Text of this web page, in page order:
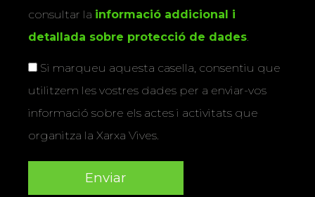
consultar la informació addicional i
detallada sobre protecció de dades.
Si marqueu aquesta casella, consentiu que
utilitzem les vostres dades per a enviar-vos
informació sobre els actes i activitats que
organitza la Xarxa Vives.